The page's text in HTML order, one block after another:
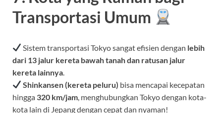
Transportasi Umum
Sistem transportasi Tokyo sangat efisien dengan lebih
dari 13 jalur kereta bawah tanah dan ratusan jalur
kereta lainnya
Shinkansen (kereta peluru) bisa mencapai kecepatan
hingga 320 km/jam , menghubungkan Tokyo dengan kota-
kota lain di Jepang dengan cepat dan nyaman!